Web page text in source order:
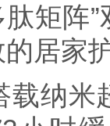
矩阵
居家
载纳米